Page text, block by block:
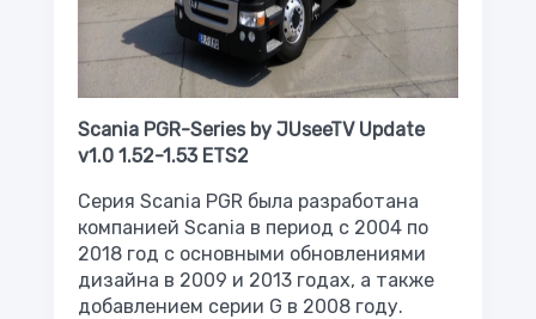
Scania PGR-Series by JUseeTV Update
v1.0 1.52-1.53 ETS2
Серия Scania PGR была разработана
компанией Scania в период с 2004 по
2018 год с основными обновлениями
дизайна в 2009 и 2013 годах, а также
добавлением серии G в 2008 году.